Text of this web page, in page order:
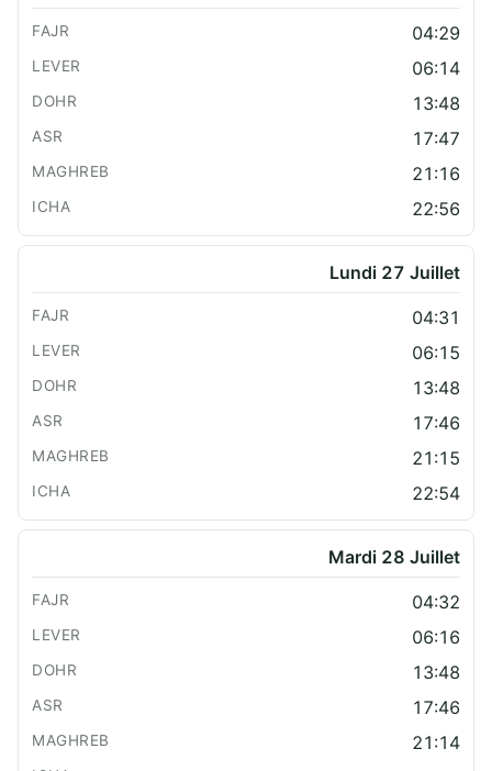
04:29
06:14
13:48
17:47
21:16
22:56
Lundi 27 Juillet
04:31
06:15
13:48
17:46
21:15
22:54
Mardi 28 Juillet
04:32
06:16
13:48
17:46
21:14